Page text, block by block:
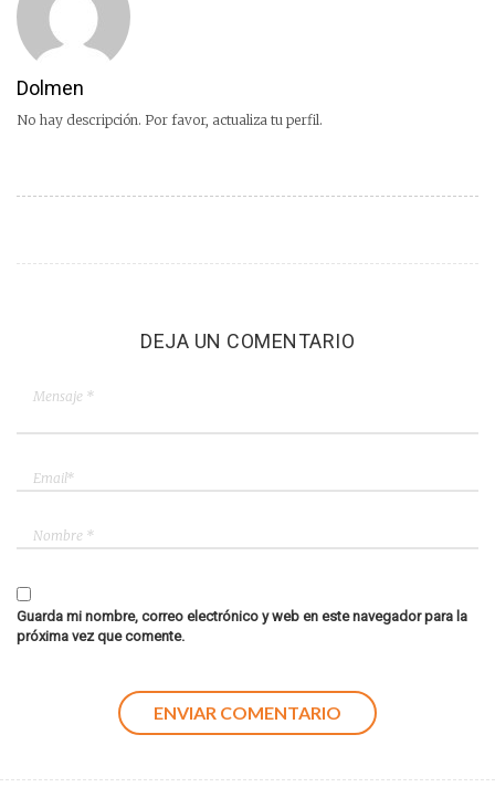
Dolmen
No hay descripción. Por favor, actualiza tu perfil.
DEJA UN COMENTARIO
Guarda mi nombre, correo electrónico y web en este navegador para la
próxima vez que comente.